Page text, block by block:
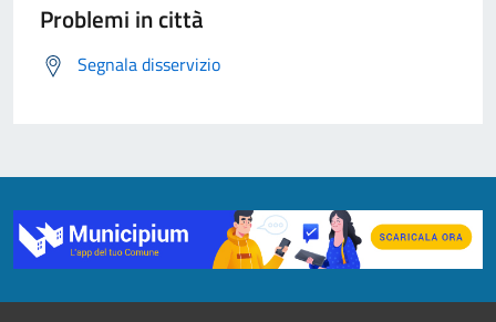
Problemi in città
Segnala disservizio